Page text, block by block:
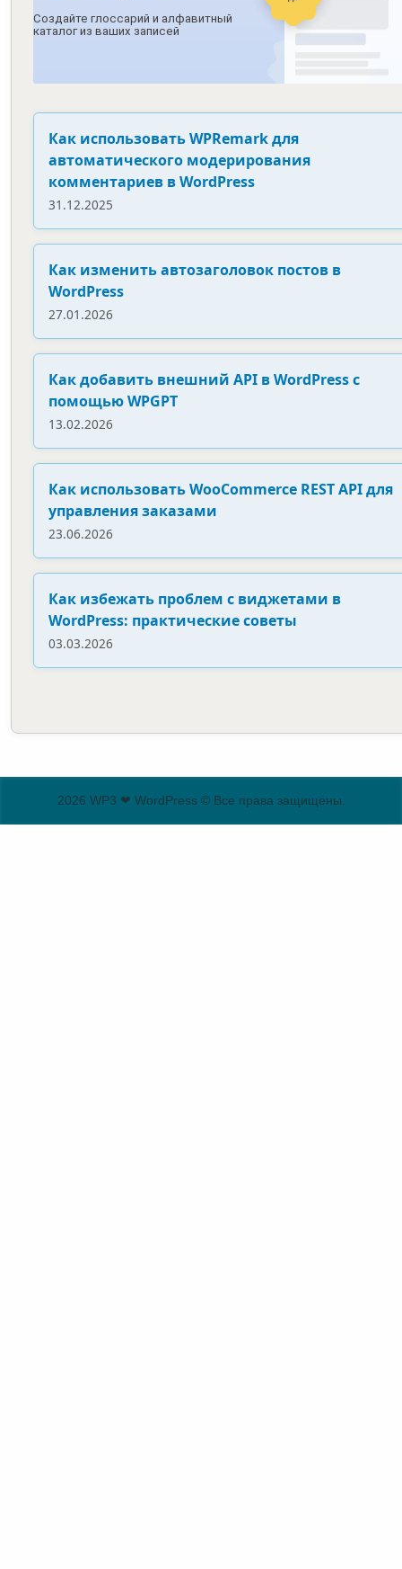
Как использовать WPRemark для
автоматического модерирования
комментариев в WordPress
31.12.2025
Как изменить автозаголовок постов в
WordPress
27.01.2026
Как добавить внешний API в WordPress с
помощью WPGPT
13.02.2026
Как использовать WooCommerce REST API для
управления заказами
23.06.2026
Как избежать проблем с виджетами в
WordPress: практические советы
03.03.2026
2026 WP3 ❤ WordPress © Все права защищены.